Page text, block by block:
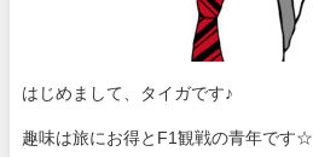
はじめまして、タイガです♪
趣味は旅にお得とF1観戦の青年です☆